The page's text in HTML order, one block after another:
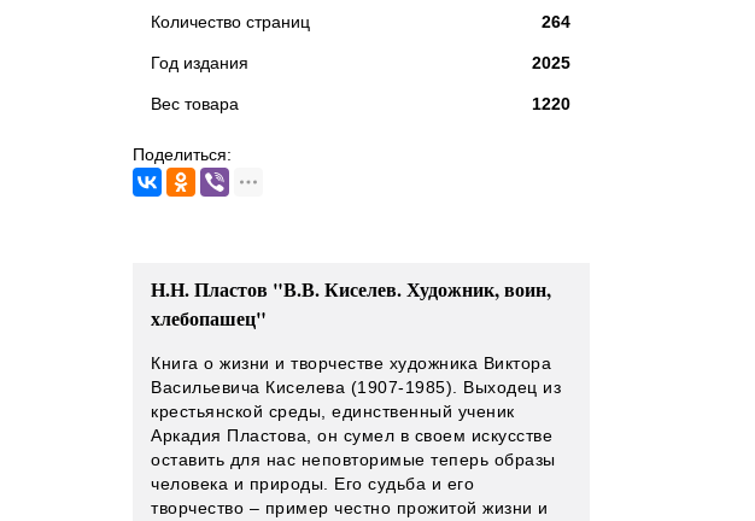
Количество страниц 264
Год издания 2025
Вес товара 1220
Поделиться:
Н.Н. Пластов "В.В. Киселев. Художник, воин,
хлебопашец"
Книга о жизни и творчестве художника Виктора
Васильевича Киселева (1907-1985). Выходец из
крестьянской среды, единственный ученик
Аркадия Пластова, он сумел в своем искусстве
оставить для нас неповторимые теперь образы
человека и природы. Его судьба и его
творчество – пример честно прожитой жизни и